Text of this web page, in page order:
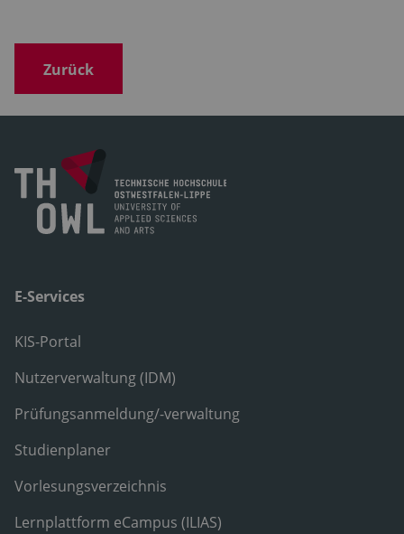
Zurück
E-Services
KIS-Portal
Nutzerverwaltung (IDM)
Prüfungsanmeldung/-verwaltung
Studienplaner
Vorlesungsverzeichnis
Lernplattform eCampus (ILIAS)